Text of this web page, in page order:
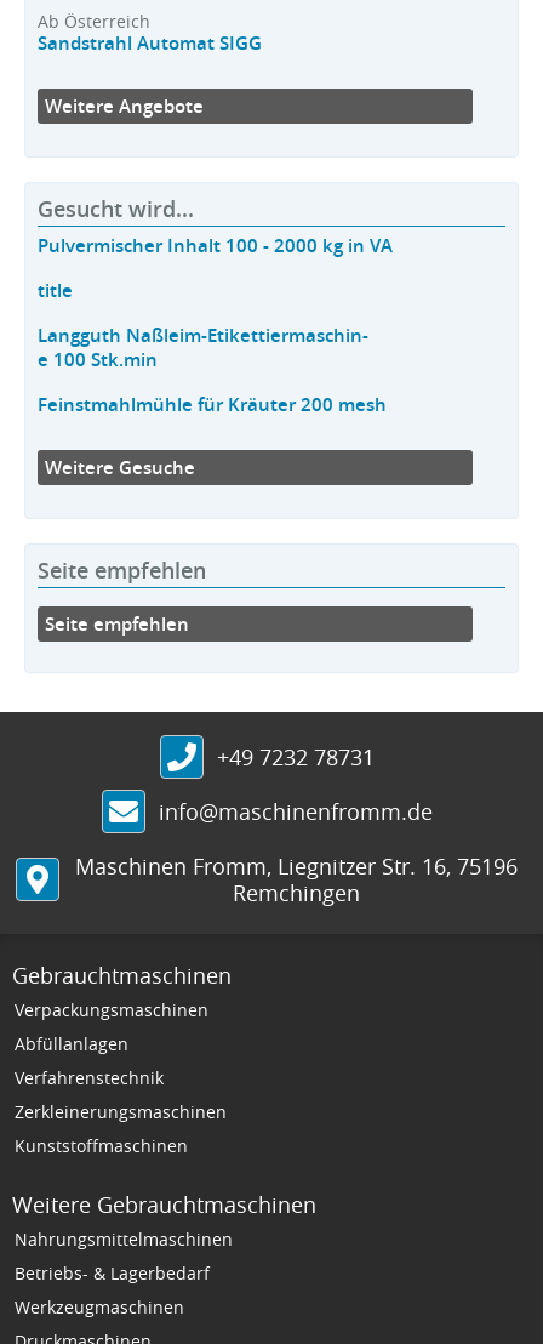
Ab Österreich
Sandstrahl Automat SIGG
Weitere Angebote
Gesucht wird...
Pulvermischer Inhalt 100 - 2000 kg in VA
title
Langguth Naßleim-Etikettiermaschin-
e 100 Stk.min
Feinstmahlmühle für Kräuter 200 mesh
Weitere Gesuche
Seite empfehlen
Seite empfehlen
+49 7232 78731
info@maschinenfromm.de
Maschinen Fromm, Liegnitzer Str. 16, 75196
Remchingen
Gebrauchtmaschinen
Verpackungsmaschinen
Abfüllanlagen
Verfahrenstechnik
Zerkleinerungsmaschinen
Kunststoffmaschinen
Weitere Gebrauchtmaschinen
Nahrungsmittelmaschinen
Betriebs- & Lagerbedarf
Werkzeugmaschinen